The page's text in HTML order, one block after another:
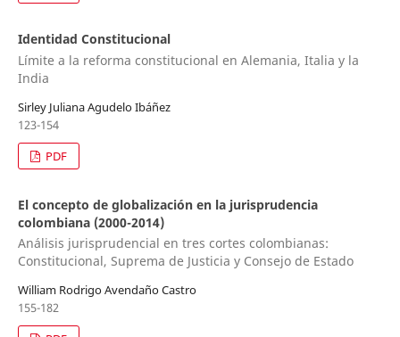
Identidad Constitucional
Límite a la reforma constitucional en Alemania, Italia y la
India
Sirley Juliana Agudelo Ibáñez
123-154
PDF
El concepto de globalización en la jurisprudencia
colombiana (2000-2014)
Análisis jurisprudencial en tres cortes colombianas:
Constitucional, Suprema de Justicia y Consejo de Estado
William Rodrigo Avendaño Castro
155-182